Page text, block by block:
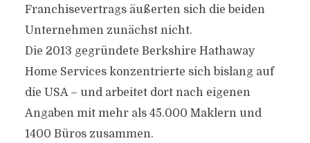
Franchisevertrags äußerten sich die beiden
Unternehmen zunächst nicht.
Die 2013 gegründete Berkshire Hathaway
Home Services konzentrierte sich bislang auf
die USA – und arbeitet dort nach eigenen
Angaben mit mehr als 45.000 Maklern und
1400 Büros zusammen.